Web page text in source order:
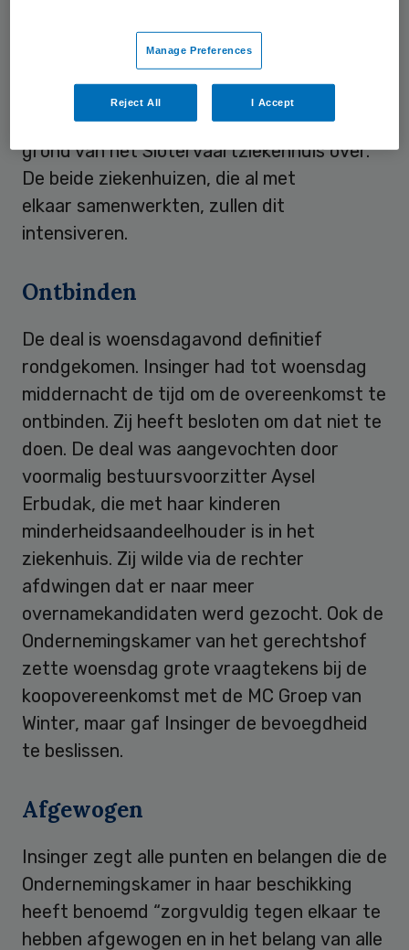
neurochirurgie. Bovendien zal er een
nieuwe intensive care op de locatie van het
AVL gebouwd worden voor gezamenlijk
gebruik. Het AVL neemt ook een perceel
grond van het Slotervaartziekenhuis over.
De beide ziekenhuizen, die al met
elkaar samenwerkten, zullen dit
intensiveren.
Ontbinden
De deal is woensdagavond definitief
rondgekomen. Insinger had tot woensdag
middernacht de tijd om de overeenkomst te
ontbinden. Zij heeft besloten om dat niet te
doen. De deal was aangevochten door
voormalig bestuursvoorzitter Aysel
Erbudak, die met haar kinderen
minderheidsaandeelhouder is in het
ziekenhuis. Zij wilde via de rechter
afdwingen dat er naar meer
overnamekandidaten werd gezocht. Ook de
Ondernemingskamer van het gerechtshof
zette woensdag grote vraagtekens bij de
koopovereenkomst met de MC Groep van
Winter, maar gaf Insinger de bevoegdheid
te beslissen.
Afgewogen
Insinger zegt alle punten en belangen die de
Ondernemingskamer in haar beschikking
heeft benoemd “zorgvuldig tegen elkaar te
hebben afgewogen en in het belang van alle
Manage Preferences
Reject All I Accept